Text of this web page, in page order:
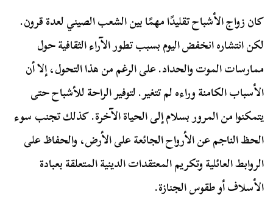
كان زواج الأشباح تقليدًا مهمًا بين الشعب الصيني لعدة قرون.
لكن انتشاره انخفض اليوم بسبب تطور الآراء الثقافية حول
ممارسات الموت والحداد. على الرغم من هذا التحول، إلا أن
الأسباب الكامنة وراءه لم تتغير. لتوفير الراحة للأشباح حتى
يتمكنوا من المرور بسلام إلى الحياة الآخرة. كذلك تجنب سوء
الحظ الناجم عن الأرواح الجائعة على الأرض، والحفاظ على
الروابط العائلية وتكريم المعتقدات الدينية المتعلقة بعبادة
الأسلاف أو طقوس الجنازة.